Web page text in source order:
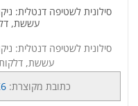
סילונית לשטיפה דנטלית:
עששת,
סילונית לשטיפה דנטלית:
עששת, דלקות
כתובת מקוצרת: